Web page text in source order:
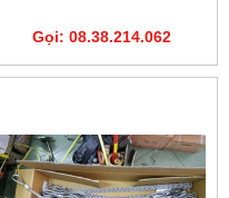
Gọi: 08.38.214.062